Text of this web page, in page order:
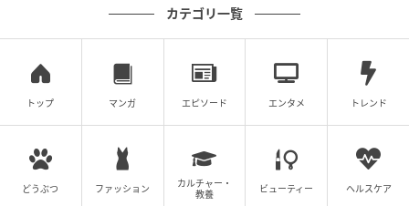
カテゴリ一覧
トップ マンガ エピソード エンタメ トレンド
どうぶつ ファッション
カルチャー・
教養
ビューティー ヘルスケア